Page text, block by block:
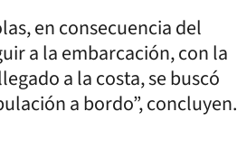
en consecuencia del
a la embarcación, con la
a la costa, se buscó
a bordo”, concluyen.